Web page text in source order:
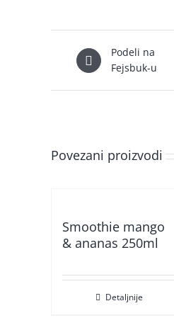
Podeli na
Fejsbuk-u
Povezani proizvodi
Smoothie mango
& ananas 250ml
Detaljnije